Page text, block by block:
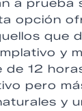
a prueba
opción
que
y
de 12
pero
y